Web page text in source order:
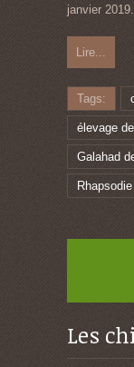
janvier 2019.
Lire...
Tags:
élevage
Galahad
Les